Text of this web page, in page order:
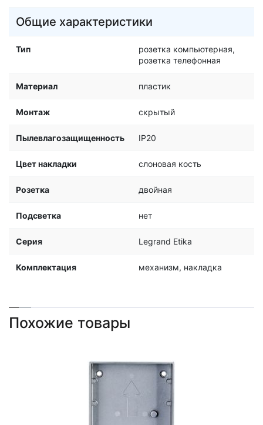
Общие характеристики
Тип
розетка компьютерная,
розетка телефонная
Материал пластик
Монтаж скрытый
Пылевлагозащищенность IP20
Цвет накладки слоновая кость
Розетка двойная
Подсветка нет
Серия Legrand Etika
Комплектация механизм, накладка
Похожие товары